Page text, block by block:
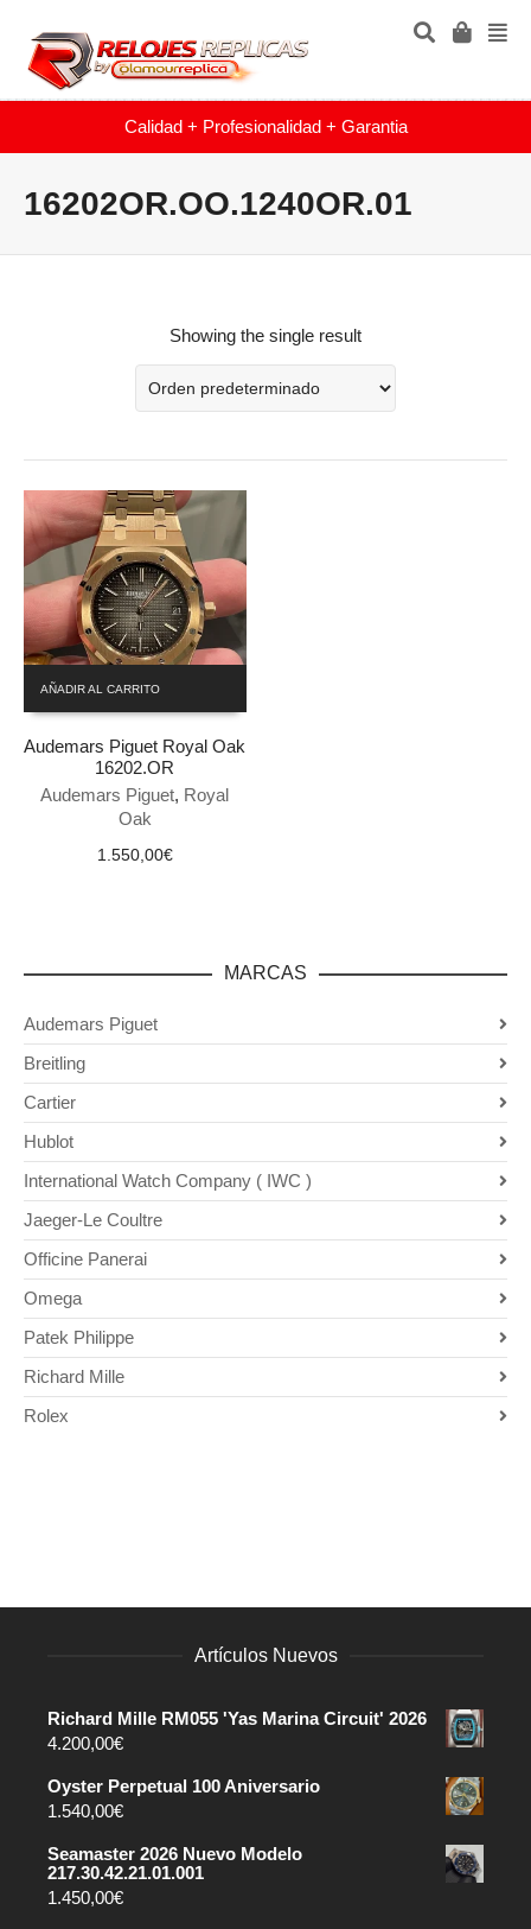
Calidad + Profesionalidad + Garantia
16202OR.OO.1240OR.01
Showing the single result
AÑADIR AL CARRITO
Audemars Piguet Royal Oak
16202.OR
Audemars Piguet, Royal
Oak
1.550,00€
MARCAS
Audemars Piguet
Breitling
Cartier
Hublot
International Watch Company ( IWC )
Jaeger-Le Coultre
Officine Panerai
Omega
Patek Philippe
Richard Mille
Rolex
Artículos Nuevos
Richard Mille RM055 'Yas Marina Circuit' 2026
4.200,00€
Oyster Perpetual 100 Aniversario
1.540,00€
Seamaster 2026 Nuevo Modelo
217.30.42.21.01.001
1.450,00€